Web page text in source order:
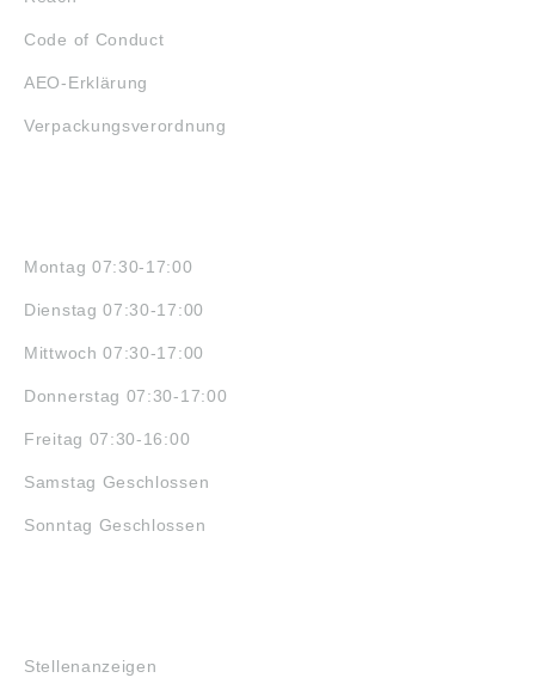
Code of Conduct
AEO-Erklärung
Verpackungsverordnung
Montag 07:30-17:00
Dienstag 07:30-17:00
Mittwoch 07:30-17:00
Donnerstag 07:30-17:00
Freitag 07:30-16:00
Samstag Geschlossen
Sonntag Geschlossen
Stellenanzeigen